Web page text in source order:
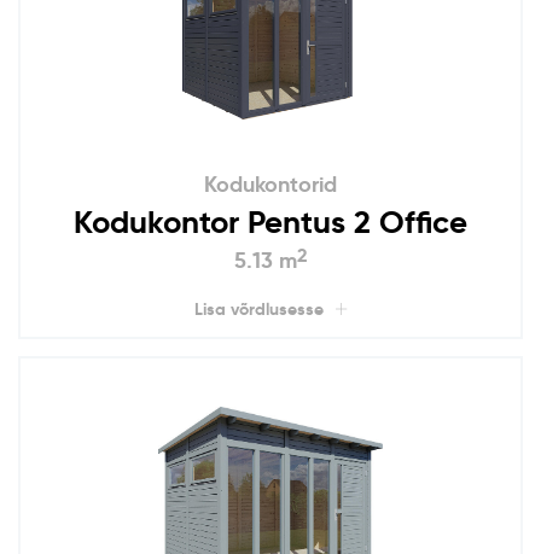
Kodukontorid
Kodukontor Pentus 2 Office
5.13 m2
Lisa võrdlusesse